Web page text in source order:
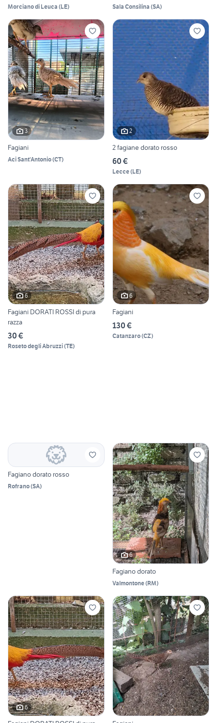
Morciano di Leuca (LE) Sala Consilina (SA)
3
Fagiani
Aci Sant'Antonio(CT)
2
2 fagiane dorato rosso
60 €
Lecce(LE)
6
Fagiani DORATI ROSSI di pura
razza
30 €
Roseto degli Abruzzi(TE)
6
Fagiani
130 €
Catanzaro(CZ)
Fagiano dorato rosso
Rofrano(SA)
6
Fagiano dorato
Valmontone(RM)
6